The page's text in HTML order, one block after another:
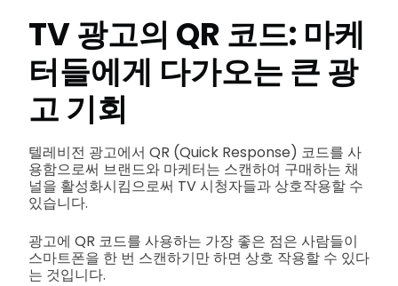
TV 광고의 QR 코드: 마케
터들에게 다가오는 큰 광
고 기회
텔레비전 광고에서 QR (Quick Response) 코드를 사
용함으로써 브랜드와 마케터는 스캔하여 구매하는 채
널을 활성화시킴으로써 TV 시청자들과 상호작용할 수
있습니다.
광고에 QR 코드를 사용하는 가장 좋은 점은 사람들이
스마트폰을 한 번 스캔하기만 하면 상호 작용할 수 있다
는 것입니다.